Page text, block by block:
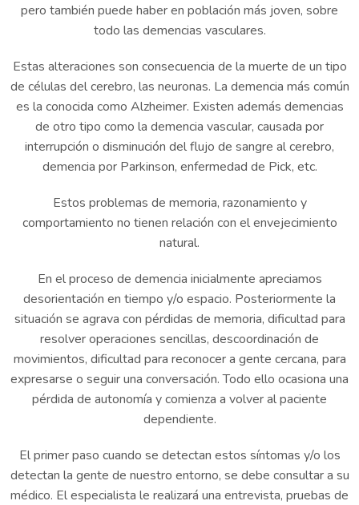
pero también puede haber en población más joven, sobre
todo las demencias vasculares.
Estas alteraciones son consecuencia de la muerte de un tipo
de células del cerebro, las neuronas. La demencia más común
es la conocida como Alzheimer. Existen además demencias
de otro tipo como la demencia vascular, causada por
interrupción o disminución del flujo de sangre al cerebro,
demencia por Parkinson, enfermedad de Pick, etc.
Estos problemas de memoria, razonamiento y
comportamiento no tienen relación con el envejecimiento
natural.
En el proceso de demencia inicialmente apreciamos
desorientación en tiempo y/o espacio. Posteriormente la
situación se agrava con pérdidas de memoria, dificultad para
resolver operaciones sencillas, descoordinación de
movimientos, dificultad para reconocer a gente cercana, para
expresarse o seguir una conversación. Todo ello ocasiona una
pérdida de autonomía y comienza a volver al paciente
dependiente.
El primer paso cuando se detectan estos síntomas y/o los
detectan la gente de nuestro entorno, se debe consultar a su
médico. El especialista le realizará una entrevista, pruebas de